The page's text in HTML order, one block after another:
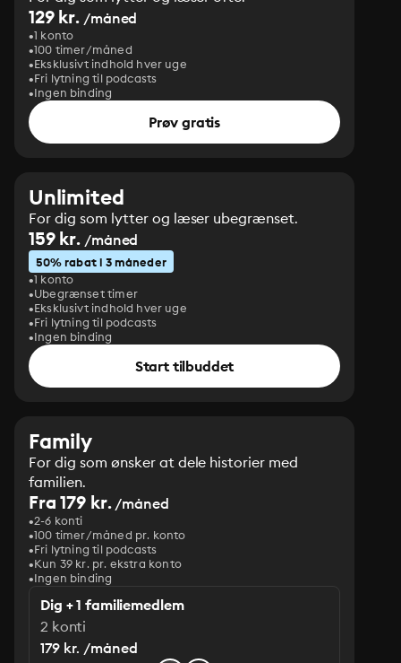
129 kr. /måned
1 konto
100 timer/måned
Eksklusivt indhold hver uge
Fri lytning til podcasts
Ingen binding
Prøv gratis
Unlimited
For dig som lytter og læser ubegrænset.
159 kr. /måned
50% rabat i 3 måneder
1 konto
Ubegrænset timer
Eksklusivt indhold hver uge
Fri lytning til podcasts
Ingen binding
Start tilbuddet
Family
For dig som ønsker at dele historier med
familien.
Fra 179 kr./måned
2-6 konti
100 timer/måned pr. konto
Fri lytning til podcasts
Kun 39 kr. pr. ekstra konto
Ingen binding
Dig + 1 familiemedlem
2 konti
179 kr. /måned